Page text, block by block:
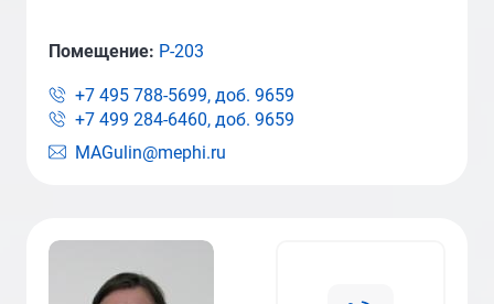
MAGulin@mephi.ru
Помещение: Р-203
+7 495 788-5699, доб. 9659
+7 499 284-6460, доб. 9659